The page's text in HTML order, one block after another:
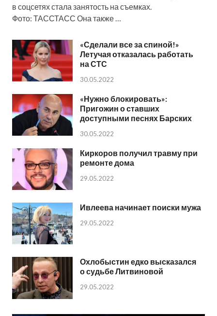
в соцсетях стала занятость на съемках.
Фото: ТАССТАСС Она также …
«Сделали все за спиной!»
Летучая отказалась работать
на СТС
30.05.2022
«Нужно блокировать»:
Пригожин о ставших
доступными песнях Барских
30.05.2022
Киркоров получил травму при
ремонте дома
29.05.2022
Ивлеева начинает поиски мужа
29.05.2022
Охлобыстин едко высказался
о судьбе Литвиновой
29.05.2022